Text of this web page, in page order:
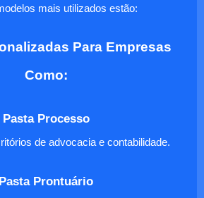
mais utilizados estão:
Para Empresas
Como:
Pasta Processo
de advocacia e contabilidade.
Pasta Prontuário